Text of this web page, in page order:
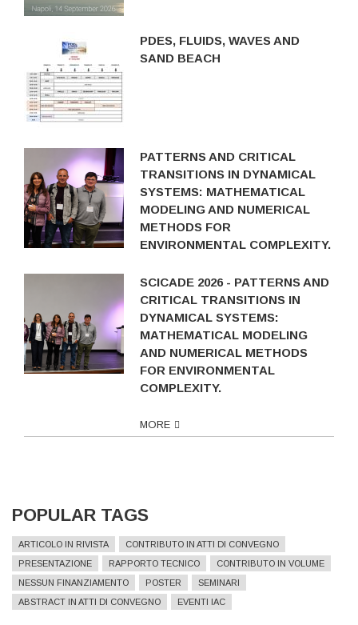
PDES, FLUIDS, WAVES AND
SAND BEACH
PATTERNS AND CRITICAL
TRANSITIONS IN DYNAMICAL
SYSTEMS: MATHEMATICAL
MODELING AND NUMERICAL
METHODS FOR
ENVIRONMENTAL COMPLEXITY.
SCICADE 2026 - PATTERNS AND
CRITICAL TRANSITIONS IN
DYNAMICAL SYSTEMS:
MATHEMATICAL MODELING
AND NUMERICAL METHODS
FOR ENVIRONMENTAL
COMPLEXITY.
MORE
POPULAR TAGS
ARTICOLO IN RIVISTA
CONTRIBUTO IN ATTI DI CONVEGNO
PRESENTAZIONE
RAPPORTO TECNICO
CONTRIBUTO IN VOLUME
NESSUN FINANZIAMENTO
POSTER
SEMINARI
ABSTRACT IN ATTI DI CONVEGNO
EVENTI IAC